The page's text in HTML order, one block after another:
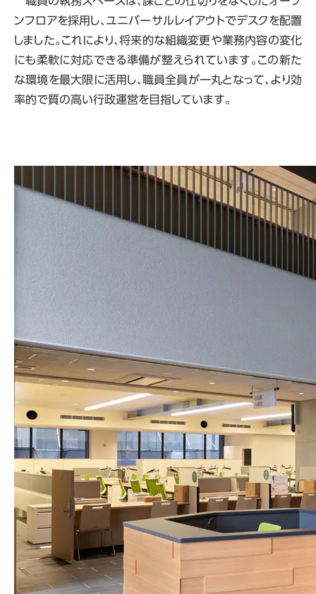
ンフロアを採用し、ユニバーサルレイアウトでデスクを配置
しました。これにより、将来的な組織変更や業務内容の変化
にも柔軟に対応できる準備が整えられています。この新た
な環境を最大限に活用し、職員全員が一丸となって、より効
率的で質の高い行政運営を目指しています。